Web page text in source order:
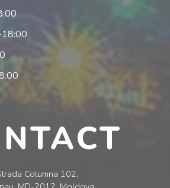
18:00
Columna 102,